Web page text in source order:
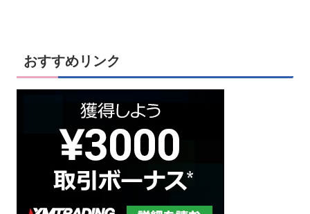
おすすめリンク